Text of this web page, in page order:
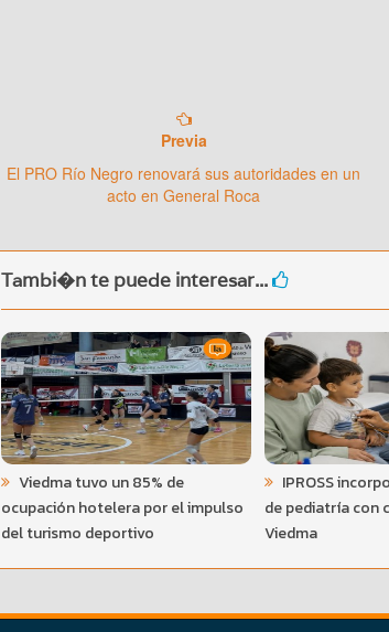
Previa
El PRO Río Negro renovará sus autoridades en un
acto en General Roca
Tambi�n te puede interesar...
Viedma tuvo un 85% de
ocupación hotelera por el impulso
del turismo deportivo
IPROSS
de pediatría con
Viedma